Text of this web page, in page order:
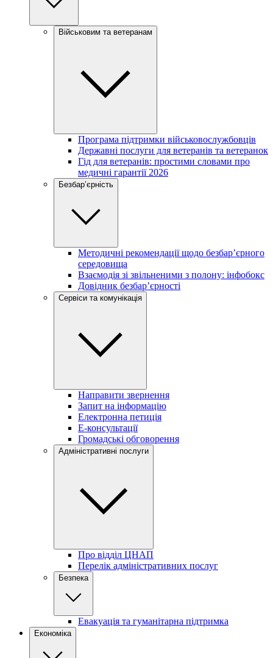
Військовим та ветеранам
Програма підтримки військовослужбовців
Державні послуги для ветеранів та ветеранок
Гід для ветеранів: простими словами про
медичні гарантії 2026
Безбар’єрність
Методичні рекомендації щодо безбар’єрного
середовища
Взаємодія зі звільненими з полону: інфобокс
Довідник безбар’єрності
Сервіси та комунікація
Направити звернення
Запит на інформацію
Електронна петиція
Е-консультації
Громадські обговорення
Адміністративні послуги
Про відділ ЦНАП
Перелік адміністративних послуг
Безпека
Евакуація та гуманітарна підтримка
Економіка